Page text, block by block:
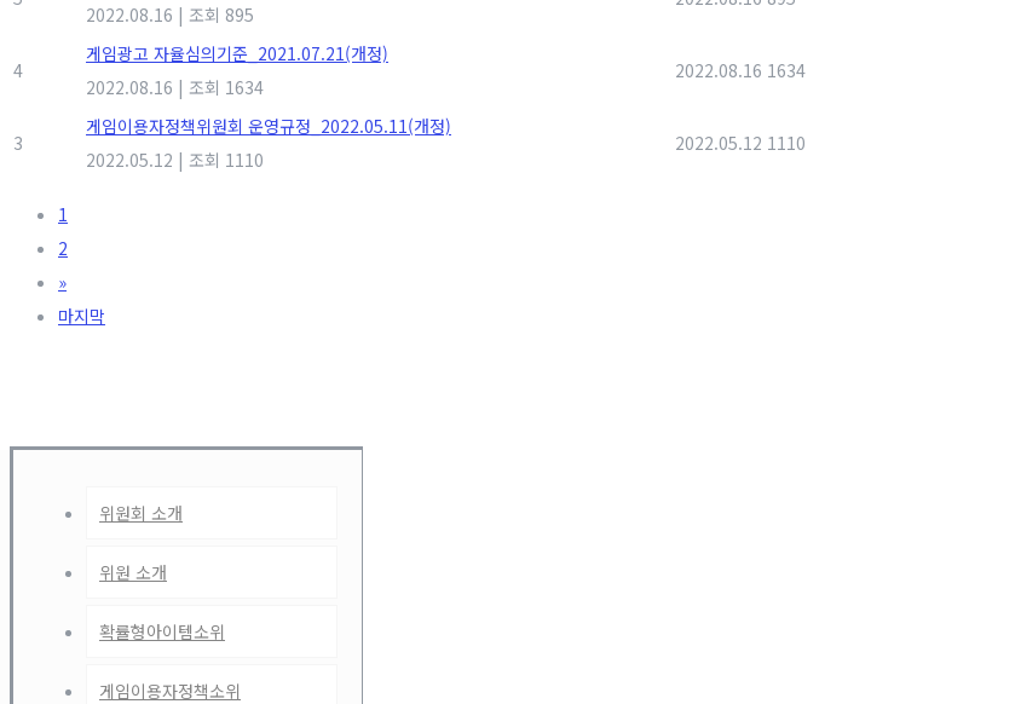
2022.08.16 | 조회 895
4
게임광고 자율심의기준_2021.07.21(개정)
2022.08.16 | 조회 1634
2022.08.16 1634
3
게임이용자정책위원회 운영규정_2022.05.11(개정)
2022.05.12 | 조회 1110
2022.05.12 1110
1
2
»
마지막
위원회 소개
위원 소개
확률형아이템소위
게임이용자정책소위